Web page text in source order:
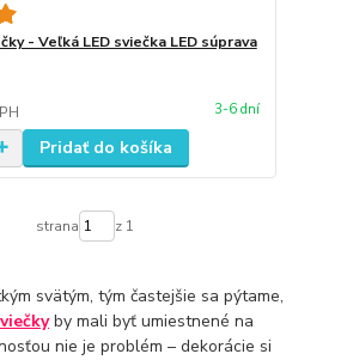
- Veľká LED sviečka LED súprava
3-6 dní
Pridať do košíka
strana z 1
svätým, tým častejšie sa pýtame,
by mali byť umiestnené na
nie je problém – dekorácie si